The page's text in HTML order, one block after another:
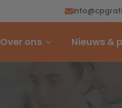
Over ons Nieuws &